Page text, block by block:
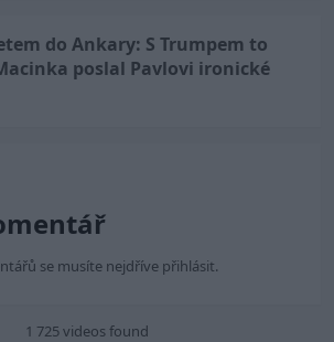
do Ankary: S Trumpem to
poslal Pavlovi ironické
se musíte nejdříve přihlásit.
1 725 videos found